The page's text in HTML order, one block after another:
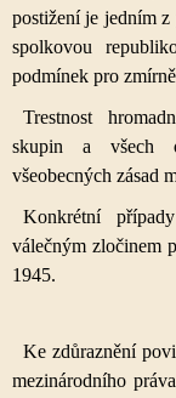
postižení je jedním
spolkovou
podmínek pro
Trestnost
skupin a všech
všeobecných zásad
Konkrétní
válečným zločinem
1945.
Ke zdůraznění
mezinárodního